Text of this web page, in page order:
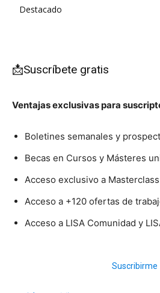
Destacado
📩Suscríbete gratis
Ventajas exclusivas para
Boletines semanales y
Becas en Cursos y Másteres
Acceso exclusivo a
Acceso a +120 ofertas de
Acceso a LISA Comunidad y
Suscribirme